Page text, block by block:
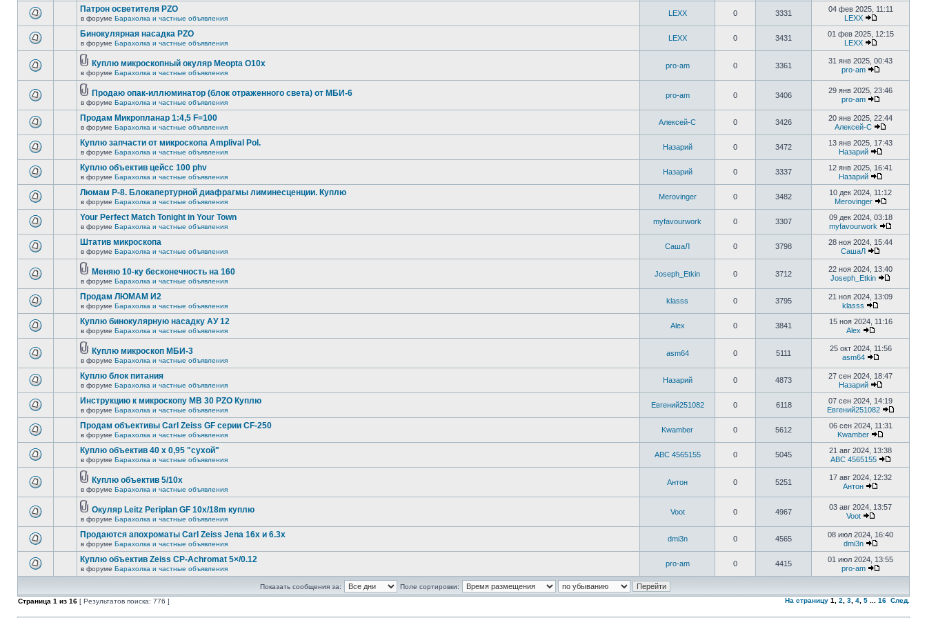
Патрон осветителя PZO
в форуме Барахолка и частные объявления
LEXX 0 3331
04 фев 2025, 11:11
LEXX
Бинокулярная насадка PZO
в форуме Барахолка и частные объявления
LEXX 0 3431
01 фев 2025, 12:15
LEXX
Куплю микроскопный окуляр Meopta O10x
в форуме Барахолка и частные объявления
pro-am 0 3361
31 янв 2025, 00:43
pro-am
Продаю опак-иллюминатор (блок отраженного света) от МБИ-6
в форуме Барахолка и частные объявления
pro-am 0 3406
29 янв 2025, 23:46
pro-am
Продам Микропланар 1:4,5 F=100
в форуме Барахолка и частные объявления
Алексей-С 0 3426
20 янв 2025, 22:44
Алексей-С
Куплю запчасти от микроскопа Amplival Pol.
в форуме Барахолка и частные объявления
Назарий 0 3472
13 янв 2025, 17:43
Назарий
Куплю объектив цейсс 100 phv
в форуме Барахолка и частные объявления
Назарий 0 3337
12 янв 2025, 16:41
Назарий
Люмам Р-8. Блокапертурной диафрагмы лиминесценции. Куплю
в форуме Барахолка и частные объявления
Merovinger 0 3482
10 дек 2024, 11:12
Merovinger
Your Perfect Match Tonight in Your Town
в форуме Барахолка и частные объявления
myfavourwork 0 3307
09 дек 2024, 03:18
myfavourwork
Штатив микроскопа
в форуме Барахолка и частные объявления
СашаЛ 0 3798
28 ноя 2024, 15:44
СашаЛ
Меняю 10-ку бесконечность на 160
в форуме Барахолка и частные объявления
Joseph_Etkin 0 3712
22 ноя 2024, 13:40
Joseph_Etkin
Продам ЛЮМАМ И2
в форуме Барахолка и частные объявления
klasss 0 3795
21 ноя 2024, 13:09
klasss
Куплю бинокулярную насадку АУ 12
в форуме Барахолка и частные объявления
Alex 0 3841
15 ноя 2024, 11:16
Alex
Куплю микроскоп МБИ-3
в форуме Барахолка и частные объявления
asm64 0 5111
25 окт 2024, 11:56
asm64
Куплю блок питания
в форуме Барахолка и частные объявления
Назарий 0 4873
27 сен 2024, 18:47
Назарий
Инструкцию к микроскопу MB 30 PZO Куплю
в форуме Барахолка и частные объявления
Евгений251082 0 6118
07 сен 2024, 14:19
Евгений251082
Продам объективы Carl Zeiss GF серии CF-250
в форуме Барахолка и частные объявления
Kwamber 0 5612
06 сен 2024, 11:31
Kwamber
Куплю объектив 40 х 0,95 "сухой"
в форуме Барахолка и частные объявления
ABC 4565155 0 5045
21 авг 2024, 13:38
ABC 4565155
Куплю объектив 5/10х
в форуме Барахолка и частные объявления
Антон 0 5251
17 авг 2024, 12:32
Антон
Окуляр Leitz Periplan GF 10x/18m куплю
в форуме Барахолка и частные объявления
Voot 0 4967
03 авг 2024, 13:57
Voot
Продаются апохроматы Carl Zeiss Jena 16x и 6.3x
в форуме Барахолка и частные объявления
dmi3n 0 4565
08 июл 2024, 16:40
dmi3n
Куплю объектив Zeiss CP-Achromat 5×/0.12
в форуме Барахолка и частные объявления
pro-am 0 4415
01 июл 2024, 13:55
pro-am
Показать сообщения за:
Поле сортировки:
Страница 1 из 16 [ Результатов поиска: 776 ] На страницу 1 2 3 4 5 16 След.